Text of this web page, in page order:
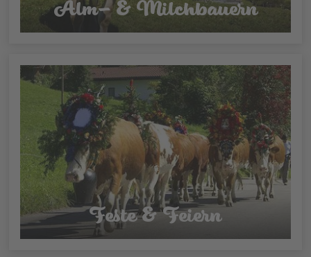
Alm- & Milchbauern
Feste & Feiern